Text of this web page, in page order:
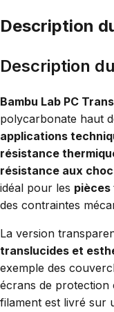
Description
Description
Bambu Lab PC
polycarbonate haut
applications
résistance
résistance aux
idéal pour les
des contraintes
La version
translucides et
exemple des
écrans de protection
filament est livré sur